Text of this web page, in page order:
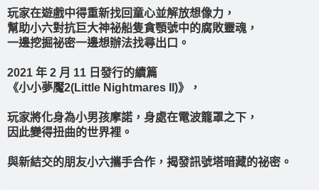
玩家在遊戲中得重新找回童心並解放想像力，
幫助小六對抗巨大神祕船隻貪顎號中的腐敗靈魂，
一邊挖掘祕密一邊想辦法找尋出口。
2021 年 2 月 11 日發行的續篇
《小小夢魘2(Little Nightmares II)》，
玩家將化身為小男孩摩諾，身處在電波籠罩之下，
因此變得扭曲的世界裡。
與新結交的朋友小六攜手合作，揭發訊號塔暗藏的祕密。